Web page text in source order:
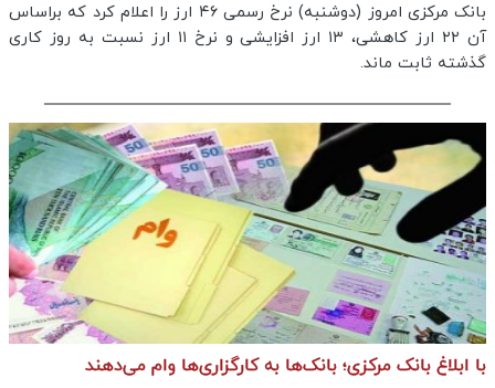
بانک مرکزی امروز (دوشنبه) نرخ رسمی ۴۶ ارز را اعلام کرد که براساس
آن ۲۲ ارز کاهشی، ۱۳ ارز افزایشی و نرخ ۱۱ ارز نسبت به روز کاری
گذشته ثابت ماند.
با ابلاغ بانک مرکزی؛ بانک‌ها به کارگزاری‌ها وام می‌دهند